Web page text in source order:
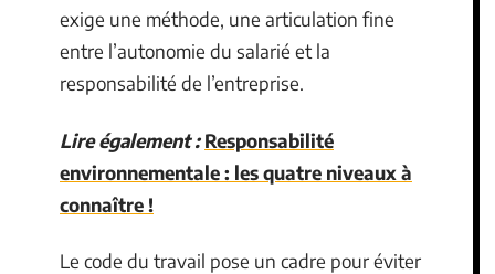
exige une méthode, une articulation fine
entre l’autonomie du salarié et la
responsabilité de l’entreprise.
Lire également : Responsabilité
environnementale : les quatre niveaux à
connaître !
Le code du travail pose un cadre pour éviter